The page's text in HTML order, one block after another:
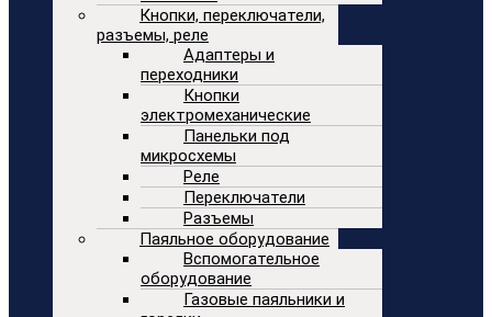
Кнопки, переключатели,
разъемы, реле
Адаптеры и
переходники
Кнопки
электромеханические
Панельки под
микросхемы
Реле
Переключатели
Разъемы
Паяльное оборудование
Вспомогательное
оборудование
Газовые паяльники и